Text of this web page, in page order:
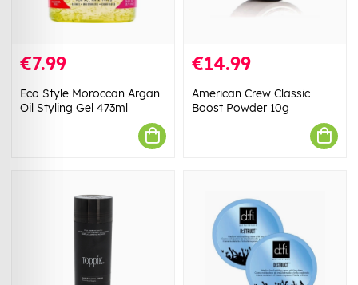
€7.99
Eco Style Moroccan Argan
Oil Styling Gel 473ml
€14.99
American Crew Classic
Boost Powder 10g